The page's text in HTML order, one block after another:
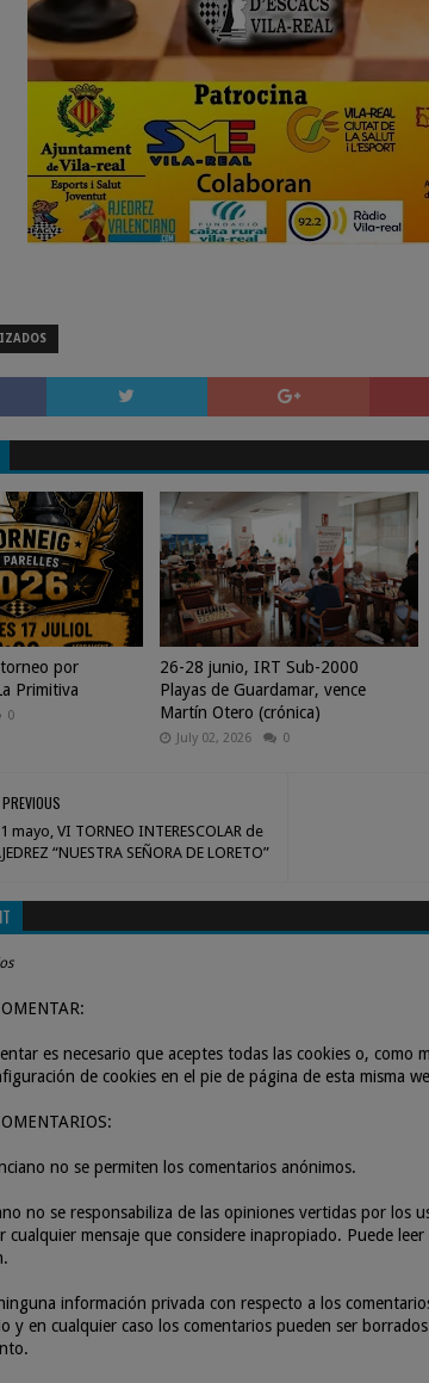
por
Primitiva
0
26-28 junio, IRT Sub-2000
Playas de Guardamar, vence
Martín Otero (crónica)
July 02, 2026 0
PREVIOUS
mayo, VI TORNEO INTERESCOLAR de
“NUESTRA SEÑORA DE LORETO”
es necesario que aceptes todas las cookies o, como
de cookies en el pie de página de esta misma
no se permiten los comentarios anónimos.
no se responsabiliza de las opiniones vertidas por los
cualquier mensaje que considere inapropiado. Puede
información privada con respecto a los
y en cualquier caso los comentarios pueden ser